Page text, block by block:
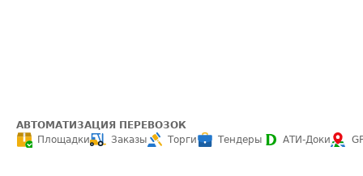
АВТОМАТИЗАЦИЯ ПЕРЕВОЗОК
Площадки
Заказы Торги Тендеры АТИ-Доки